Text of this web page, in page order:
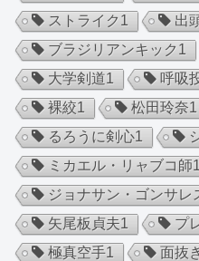
ストライク1 出
ブラジリアンキック1
大学剣道1 呼吸
裸絞1 松田玲奈1
るろうに剣心1
ミカエル・リャブコ師1
ジョナサン・ゴンサレ
矢尾板貞夫1 プ
極真空手1 面抜